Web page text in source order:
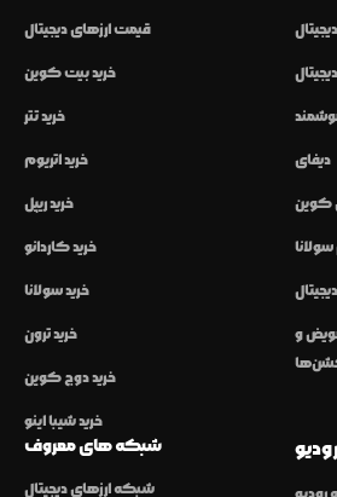
قیمت ارزهای دیجیتال
خرید بیت کوین
خرید تتر
خرید اتریوم
خرید ریپل
خرید کاردانو
خرید سولانا
خرید ترون
خرید دوج کوین
خرید شیبا اینو
دیفای
کوین
و
شبکه های معروف
شبکه ارزهای دیجیتال
رودیو